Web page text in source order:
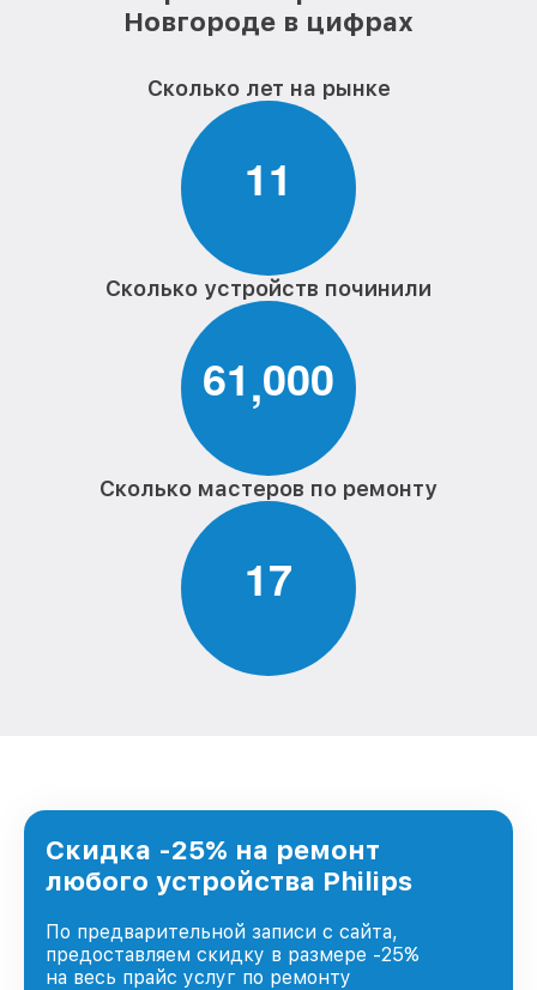
Новгороде в цифрах
Сколько лет на рынке
11
Сколько устройств починили
61,000
Сколько мастеров по ремонту
17
Скидка -25% на ремонт
любого устройства Philips
По предварительной записи с сайта,
предоставляем скидку в размере -25%
на весь прайс услуг по ремонту